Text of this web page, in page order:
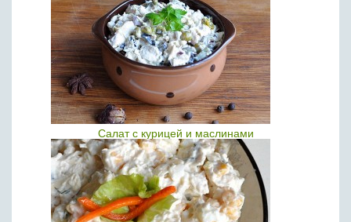
Салат с курицей и маслинами